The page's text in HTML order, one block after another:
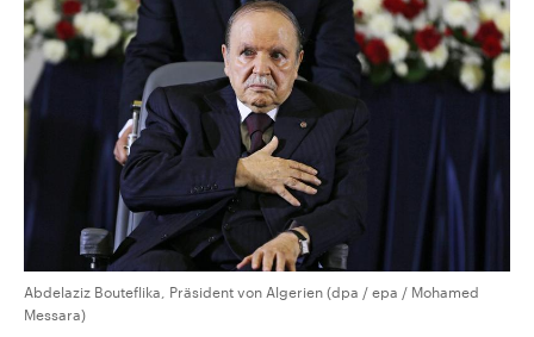
Abdelaziz Bouteflika, Präsident von Algerien (dpa / epa / Mohamed
Messara)